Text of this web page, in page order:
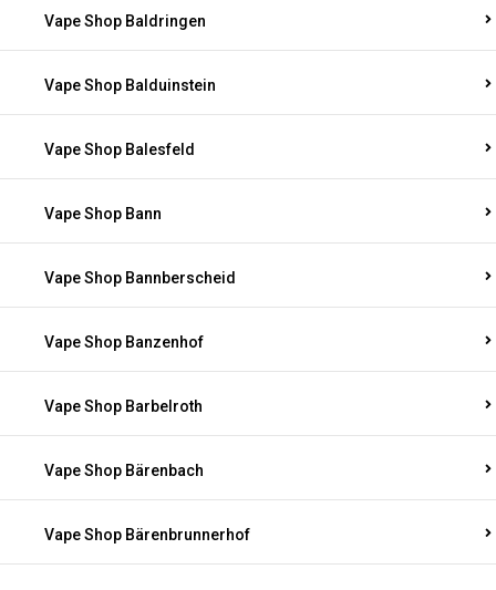
Vape Shop Baldringen
Vape Shop Balduinstein
Vape Shop Balesfeld
Vape Shop Bann
Vape Shop Bannberscheid
Vape Shop Banzenhof
Vape Shop Barbelroth
Vape Shop Bärenbach
Vape Shop Bärenbrunnerhof